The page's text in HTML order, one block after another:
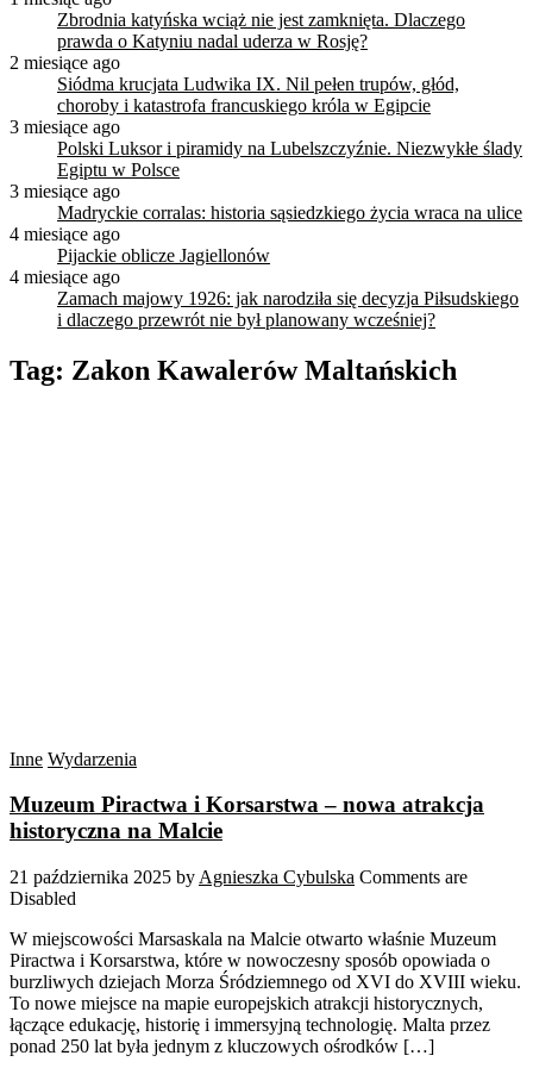
Zbrodnia katyńska wciąż nie jest zamknięta. Dlaczego
prawda o Katyniu nadal uderza w Rosję?
2 miesiące ago
Siódma krucjata Ludwika IX. Nil pełen trupów, głód,
choroby i katastrofa francuskiego króla w Egipcie
3 miesiące ago
Polski Luksor i piramidy na Lubelszczyźnie. Niezwykłe ślady
Egiptu w Polsce
3 miesiące ago
Madryckie corralas: historia sąsiedzkiego życia wraca na ulice
4 miesiące ago
Pijackie oblicze Jagiellonów
4 miesiące ago
Zamach majowy 1926: jak narodziła się decyzja Piłsudskiego
i dlaczego przewrót nie był planowany wcześniej?
Tag: Zakon Kawalerów Maltańskich
Inne Wydarzenia
Muzeum Piractwa i Korsarstwa – nowa atrakcja
historyczna na Malcie
21 października 2025 by Agnieszka Cybulska Comments are
Disabled
W miejscowości Marsaskala na Malcie otwarto właśnie Muzeum
Piractwa i Korsarstwa, które w nowoczesny sposób opowiada o
burzliwych dziejach Morza Śródziemnego od XVI do XVIII wieku.
To nowe miejsce na mapie europejskich atrakcji historycznych,
łączące edukację, historię i immersyjną technologię. Malta przez
ponad 250 lat była jednym z kluczowych ośrodków […]